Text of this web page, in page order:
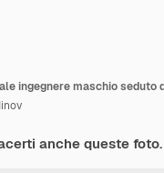
anche queste foto.